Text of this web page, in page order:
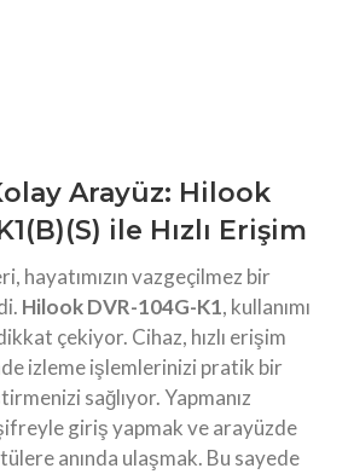
Arayüz: Hilook
ile Hızlı Erişim
hayatımızın vazgeçilmez bir
Hilook DVR-104G-K1, kullanımı
çekiyor. Cihaz, hızlı erişim
izleme işlemlerinizi pratik bir
sağlıyor. Yapmanız
giriş yapmak ve arayüzde
anında ulaşmak. Bu sayede